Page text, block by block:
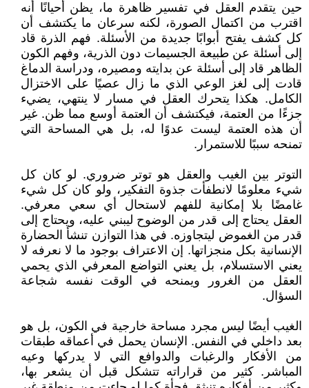
حين يتقدم العقل في تفسير ظاهرة ما، يظن أحيانًا أنه
اقترب من اكتمال الصورة، لكنه سرعان ما يكتشف أن
كل كشف يفتح أبوابًا جديدة من الأسئلة. فهم الذرة قاد
إلى أسئلة عن طبيعة الجسيمات دون الذرية، وفهم الكون
الظاهر قاد إلى أسئلة عن بدايته ومصيره، ودراسة الدماغ
قادت إلى لغز الوعي الذي ما زال عصيًا على الاختزال
الكامل. هكذا يتحرك العقل في مسار لا ينتهي، يضيء
جزءًا من العتمة، فيكتشف أن العتمة أوسع مما ظن. غير
أن هذه العتمة ليست عدوًا له، بل هي المساحة التي
تمنحه سببًا للاستمرار.
التوتر بين الغيب والعقل هو توتر ضروري. لو كان كل
شيء معلومًا لانطفأت جذوة التفكير، ولو كان كل شيء
غامضًا بلا إمكانية للفهم لاستحال أي سعي معرفي.
العقل يحتاج إلى قدر من الوضوح ليبني عليه، ويحتاج إلى
قدر من الغموض ليتجاوزه. في هذا التوازن تنشأ الحضارة
الإنسانية بكل منجزاتها. إن الاعتراف بوجود ما لا نعرفه لا
يعني الاستسلام، بل يعني التواضع المعرفي الذي يحمي
العقل من الغرور ويمنحه في الوقت نفسه شجاعة
السؤال.
الغيب أيضًا ليس مجرد مساحة خارجية في الكون، بل هو
بعد داخلي في النفس. الإنسان يحمل في أعماقه طبقات
من الأفكار والرغبات والدوافع التي لا يدركها وعيه
المباشر. كثير من قراراته تتشكل قبل أن يشعر بها،